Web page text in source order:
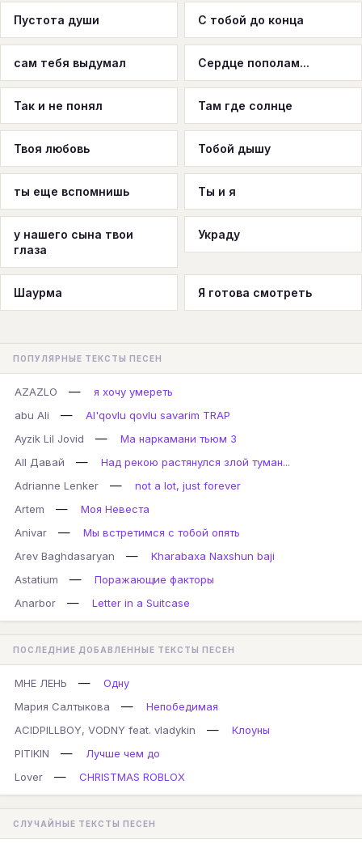
Пустота души С тобой до конца
сам тебя выдумал Сердце пополам...
Так и не понял Там где солнце
Твоя любовь Тобой дышу
ты еще вспомнишь Ты и я
у нашего сына твои
глаза
Украду
Шаурма Я готова смотреть
ПОПУЛЯРНЫЕ ТЕКСТЫ ПЕСЕН
AZAZLO —
я хочу умереть
abu Ali
—
Al'qovlu qovlu savarim TRAP
Ayzik Lil Jovid
—
Ма наркамани тьюм 3
All Давай
—
Над рекою растянулся злой туман...
Adrianne Lenker
—
not a lot, just forever
Artem
—
Моя Невеста
Anivar
—
Мы встретимся с тобой опять
Arev Baghdasaryan
—
Kharabaxa Naxshun baji
Astatium
—
Поражающие факторы
Anarbor
— Letter in a Suitcase
ПОСЛЕДНИЕ ДОБАВЛЕННЫЕ ТЕКСТЫ ПЕСЕН
МНЕ ЛЕНЬ —
Одну
Мария Салтыкова
—
Непобедимая
ACIDPILLBOY, VODNY feat. vladykin
—
Клоуны
PITIKIN
—
Лучше чем до
Lover
— CHRISTMAS ROBLOX
СЛУЧАЙНЫЕ ТЕКСТЫ ПЕСЕН